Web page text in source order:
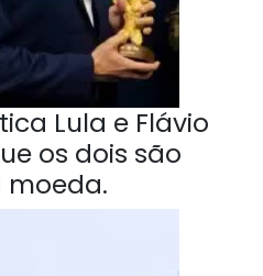
Lula e Flávio
os dois são
moeda.